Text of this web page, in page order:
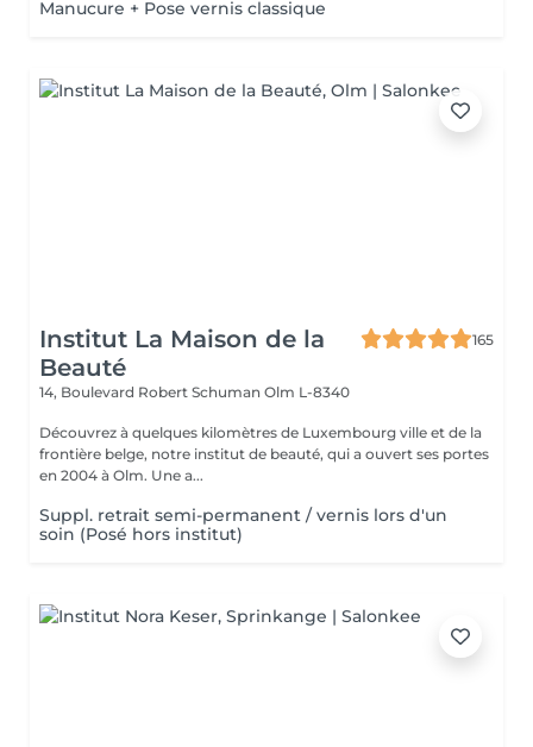
Manucure + Pose vernis classique
Institut La Maison de la
Beauté
165
14, Boulevard Robert Schuman Olm L-8340
Découvrez à quelques kilomètres de Luxembourg ville et de la
frontière belge, notre institut de beauté, qui a ouvert ses portes
en 2004 à Olm. Une a...
Suppl. retrait semi-permanent / vernis lors d'un
soin (Posé hors institut)